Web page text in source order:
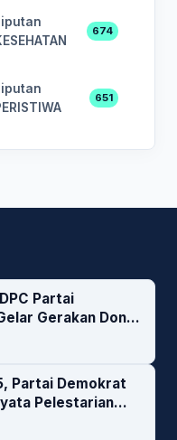
674
651
Partai
Gerakan Donor
Partai Demokrat
Pelestarian